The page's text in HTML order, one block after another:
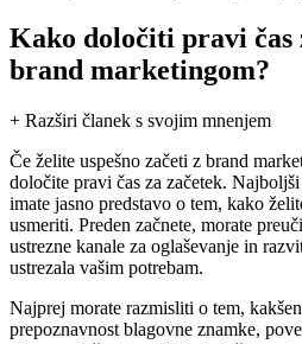
Kako določiti pravi čas
brand marketingom?
+ Razširi članek s svojim mnenjem
Če želite uspešno začeti z brand
določite pravi čas za začetek.
imate jasno predstavo o tem, kako
usmeriti. Preden začnete, morate
ustrezne kanale za oglaševanje in
ustrezala vašim potrebam.
Najprej morate razmisliti o tem,
prepoznavnost blagovne znamke,